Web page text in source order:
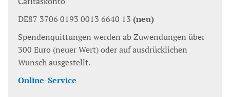
DE87 3706 0193 0013 6640 13 (neu)
Spendenquittungen werden ab Zuwendungen über
300 Euro (neuer Wert) oder auf ausdrücklichen
Wunsch ausgestellt.
Online-Service